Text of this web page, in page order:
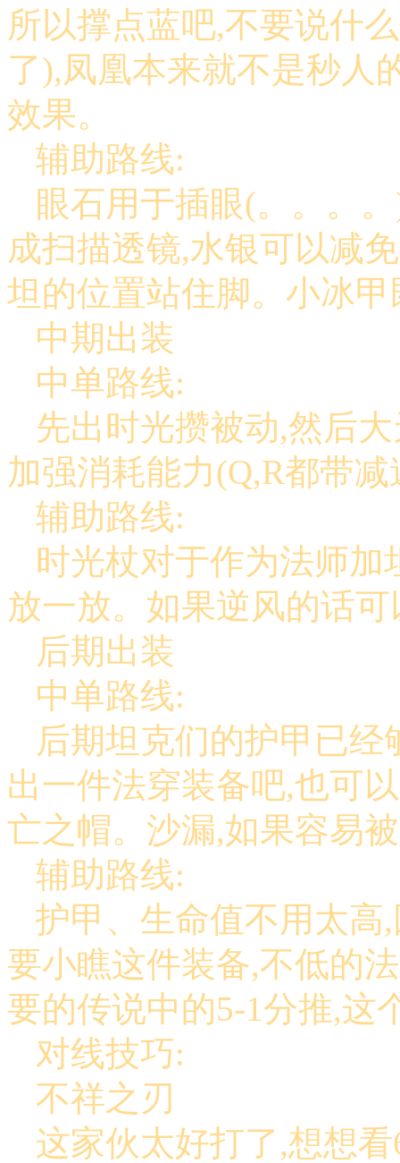
所以撑点蓝吧,不要说什
了),凤凰本来就不是秒人
效果。
辅助路线:
眼石用于插眼(。。。
成扫描透镜,水银可以减
坦的位置站住脚。小冰
中期出装
中单路线:
先出时光攒被动,然后
加强消耗能力(Q,R都带减
辅助路线:
时光杖对于作为法师
放一放。如果逆风的话
后期出装
中单路线:
后期坦克们的护甲已
出一件法穿装备吧,也可
亡之帽。沙漏,如果容易
辅助路线:
护甲、生命值不用太高
要小瞧这件装备,不低的
要的传说中的5-1分推,这
对线技巧:
不祥之刃
这家伙太好打了,想想